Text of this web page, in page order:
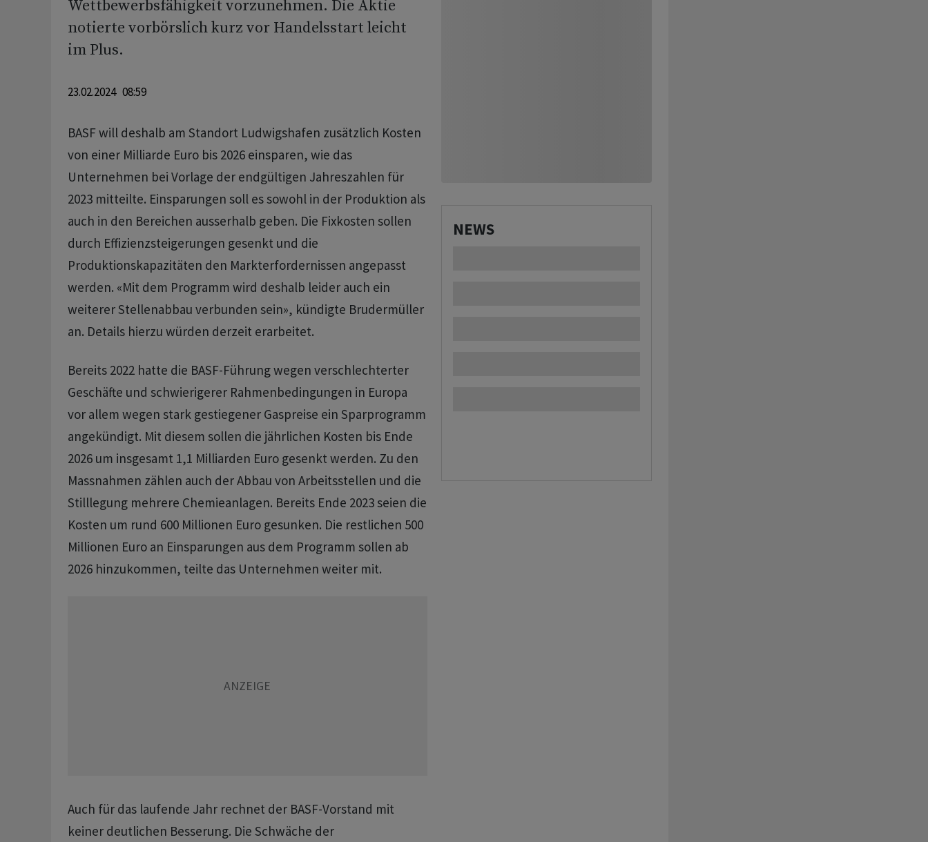
Wettbewerbsfähigkeit vorzunehmen. Die Aktie
notierte vorbörslich kurz vor Handelsstart leicht
im Plus.
23.02.2024 08:59
BASF will deshalb am Standort Ludwigshafen zusätzlich Kosten
von einer Milliarde Euro bis 2026 einsparen, wie das
Unternehmen bei Vorlage der endgültigen Jahreszahlen für
2023 mitteilte. Einsparungen soll es sowohl in der Produktion als
auch in den Bereichen ausserhalb geben. Die Fixkosten sollen
durch Effizienzsteigerungen gesenkt und die
Produktionskapazitäten den Markterfordernissen angepasst
werden. «Mit dem Programm wird deshalb leider auch ein
weiterer Stellenabbau verbunden sein», kündigte Brudermüller
an. Details hierzu würden derzeit erarbeitet.
Bereits 2022 hatte die BASF-Führung wegen verschlechterter
Geschäfte und schwierigerer Rahmenbedingungen in Europa
vor allem wegen stark gestiegener Gaspreise ein Sparprogramm
angekündigt. Mit diesem sollen die jährlichen Kosten bis Ende
2026 um insgesamt 1,1 Milliarden Euro gesenkt werden. Zu den
Massnahmen zählen auch der Abbau von Arbeitsstellen und die
Stilllegung mehrere Chemieanlagen. Bereits Ende 2023 seien die
Kosten um rund 600 Millionen Euro gesunken. Die restlichen 500
Millionen Euro an Einsparungen aus dem Programm sollen ab
2026 hinzukommen, teilte das Unternehmen weiter mit.
Auch für das laufende Jahr rechnet der BASF-Vorstand mit
keiner deutlichen Besserung. Die Schwäche der
NEWS